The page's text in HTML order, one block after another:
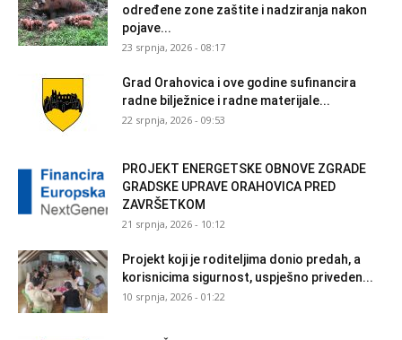
određene zone zaštite i nadziranja nakon
pojave...
23 srpnja, 2026 - 08:17
Grad Orahovica i ove godine sufinancira
radne bilježnice i radne materijale...
22 srpnja, 2026 - 09:53
PROJEKT ENERGETSKE OBNOVE ZGRADE
GRADSKE UPRAVE ORAHOVICA PRED
ZAVRŠETKOM
21 srpnja, 2026 - 10:12
Projekt koji je roditeljima donio predah, a
korisnicima sigurnost, uspješno priveden...
10 srpnja, 2026 - 01:22